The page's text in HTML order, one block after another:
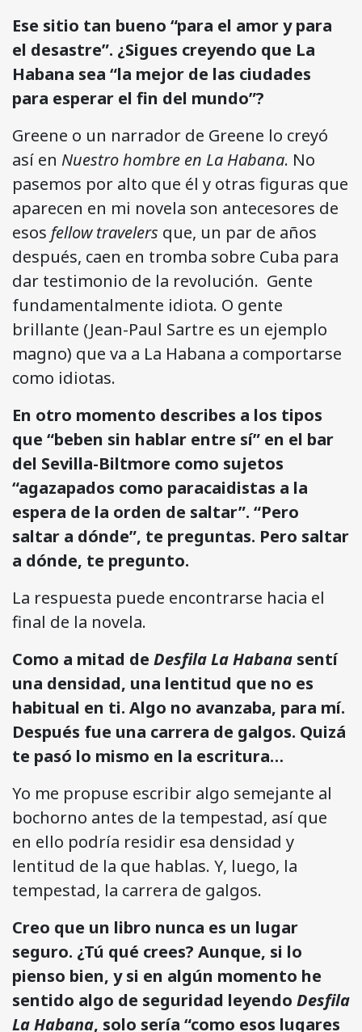
Ese sitio tan bueno “para el amor y para
el desastre”. ¿Sigues creyendo que La
Habana sea “la mejor de las ciudades
para esperar el fin del mundo”?
Greene o un narrador de Greene lo creyó
así en Nuestro hombre en La Habana. No
pasemos por alto que él y otras figuras que
aparecen en mi novela son antecesores de
esos fellow travelers que, un par de años
después, caen en tromba sobre Cuba para
dar testimonio de la revolución. Gente
fundamentalmente idiota. O gente
brillante (Jean-Paul Sartre es un ejemplo
magno) que va a La Habana a comportarse
como idiotas.
En otro momento describes a los tipos
que “beben sin hablar entre sí” en el bar
del Sevilla-Biltmore como sujetos
“agazapados como paracaidistas a la
espera de la orden de saltar”. “Pero
saltar a dónde”, te preguntas. Pero saltar
a dónde, te pregunto.
La respuesta puede encontrarse hacia el
final de la novela.
Como a mitad de Desfila La Habana sentí
una densidad, una lentitud que no es
habitual en ti. Algo no avanzaba, para mí.
Después fue una carrera de galgos. Quizá
te pasó lo mismo en la escritura…
Yo me propuse escribir algo semejante al
bochorno antes de la tempestad, así que
en ello podría residir esa densidad y
lentitud de la que hablas. Y, luego, la
tempestad, la carrera de galgos.
Creo que un libro nunca es un lugar
seguro. ¿Tú qué crees? Aunque, si lo
pienso bien, y si en algún momento he
sentido algo de seguridad leyendo Desfila
La Habana, solo sería “como esos lugares